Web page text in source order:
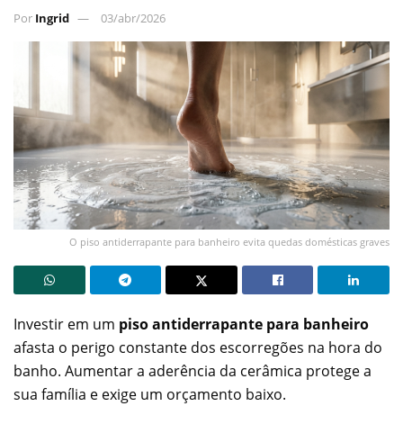
Por Ingrid 03/abr/2026
O piso antiderrapante para banheiro evita quedas domésticas graves
Investir em um piso antiderrapante para banheiro
afasta o perigo constante dos escorregões na hora do
banho. Aumentar a aderência da cerâmica protege a
sua família e exige um orçamento baixo.